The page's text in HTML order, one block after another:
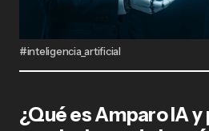
#inteligencia_artificial
¿Qué es Amparo IA